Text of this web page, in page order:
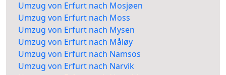
Umzug von Erfurt nach Mosjøen
Umzug von Erfurt nach Moss
Umzug von Erfurt nach Mysen
Umzug von Erfurt nach Måløy
Umzug von Erfurt nach Namsos
Umzug von Erfurt nach Narvik